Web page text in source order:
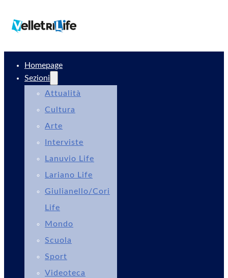
Homepage
Sezioni
Attualità
Cultura
Arte
Interviste
Lanuvio Life
Lariano Life
Giulianello/Cori
Life
Mondo
Scuola
Sport
Videoteca